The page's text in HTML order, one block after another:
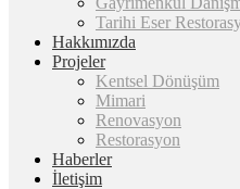
Tarihi Eser
Hakkımızda
Projeler
Kentsel Dönüşüm
Mimari
Renovasyon
Restorasyon
Haberler
İletişim